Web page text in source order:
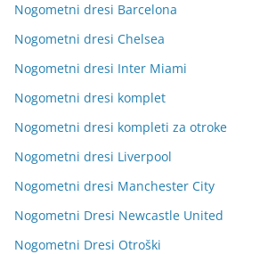
Nogometni dresi Barcelona
Nogometni dresi Chelsea
Nogometni dresi Inter Miami
Nogometni dresi komplet
Nogometni dresi kompleti za otroke
Nogometni dresi Liverpool
Nogometni dresi Manchester City
Nogometni Dresi Newcastle United
Nogometni Dresi Otroški